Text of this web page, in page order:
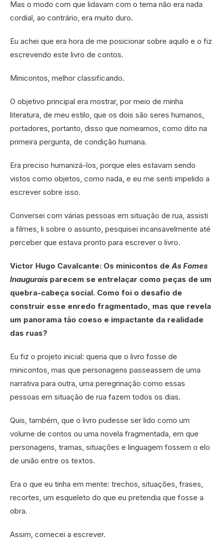
Mas o modo com que lidavam com o tema não era nada
cordial, ao contrário, era muito duro.
Eu achei que era hora de me posicionar sobre aquilo e o fiz
escrevendo este livro de contos.
Minicontos, melhor classificando.
O objetivo principal era mostrar, por meio de minha
literatura, de meu estilo, que os dois são seres humanos,
portadores, portanto, disso que nomeamos, como dito na
primeira pergunta, de condição humana.
Era preciso humanizá-los, porque eles estavam sendo
vistos como objetos, como nada, e eu me senti impelido a
escrever sobre isso.
Conversei com várias pessoas em situação de rua, assisti
a filmes, li sobre o assunto, pesquisei incansavelmente até
perceber que estava pronto para escrever o livro.
Victor Hugo Cavalcante: Os minicontos de As Fomes
Inaugurais parecem se entrelaçar como peças de um
quebra-cabeça social. Como foi o desafio de
construir esse enredo fragmentado, mas que revela
um panorama tão coeso e impactante da realidade
das ruas?
Eu fiz o projeto inicial: queria que o livro fosse de
minicontos, mas que personagens passeassem de uma
narrativa para outra, uma peregrinação como essas
pessoas em situação de rua fazem todos os dias.
Quis, também, que o livro pudesse ser lido como um
volume de contos ou uma novela fragmentada, em que
personagens, tramas, situações e linguagem fossem o elo
de união entre os textos.
Era o que eu tinha em mente: trechos, situações, frases,
recortes, um esqueleto do que eu pretendia que fosse a
obra.
Assim, comecei a escrever.